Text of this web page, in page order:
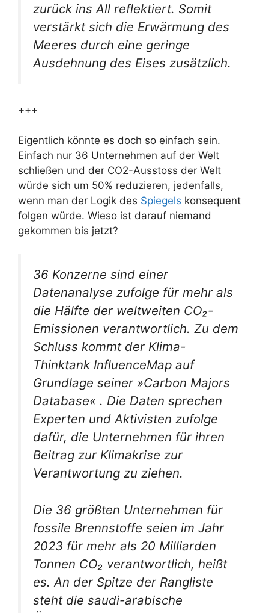
zurück ins All reflektiert. Somit
verstärkt sich die Erwärmung des
Meeres durch eine geringe
Ausdehnung des Eises zusätzlich.
+++
Eigentlich könnte es doch so einfach sein.
Einfach nur 36 Unternehmen auf der Welt
schließen und der CO2-Ausstoss der Welt
würde sich um 50% reduzieren, jedenfalls,
wenn man der Logik des Spiegels konsequent
folgen würde. Wieso ist darauf niemand
gekommen bis jetzt?
36 Konzerne sind einer
Datenanalyse zufolge für mehr als
die Hälfte der weltweiten CO₂-
Emissionen verantwortlich. Zu dem
Schluss kommt der Klima-
Thinktank InfluenceMap auf
Grundlage seiner »Carbon Majors
Database« . Die Daten sprechen
Experten und Aktivisten zufolge
dafür, die Unternehmen für ihren
Beitrag zur Klimakrise zur
Verantwortung zu ziehen.
Die 36 größten Unternehmen für
fossile Brennstoffe seien im Jahr
2023 für mehr als 20 Milliarden
Tonnen CO₂ verantwortlich, heißt
es. An der Spitze der Rangliste
steht die saudi-arabische